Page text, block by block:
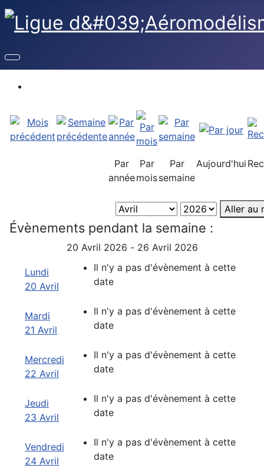
Par
année
Par
mois
Par
semaine
Aujourd'hui
Aller au
Évènements pendant la semaine :
20 Avril 2026 - 26 Avril 2026
Lundi
20 Avril
Il n'y a pas d'évènement à cette
date
Mardi
21 Avril
Il n'y a pas d'évènement à cette
date
Mercredi
22 Avril
Il n'y a pas d'évènement à cette
date
Jeudi
23 Avril
Il n'y a pas d'évènement à cette
date
Vendredi
24 Avril
Il n'y a pas d'évènement à cette
date